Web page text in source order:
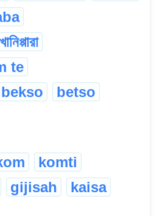
খানিপ্পারা
te
bekso
betso
komti
gijisah
kaisa